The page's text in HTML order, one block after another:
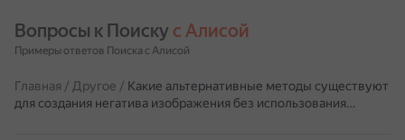
Вопросы к Поиску с Алисой
Примеры ответов Поиска с Алисой
Главная / Другое / Какие альтернативные методы существуют
для создания негатива изображения без использования…